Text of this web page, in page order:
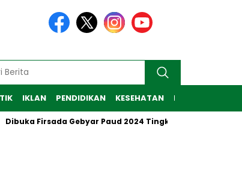
IKLAN PENDIDIKAN KESEHATAN RAGAM
Dibuka Firsada Gebyar Paud 2024 Tingkat Kabupaten